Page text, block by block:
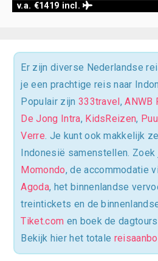
v.a. €1419 incl.
Er zijn diverse Nederlandse
je een prachtige reis naar
Populair zijn 333travel ,ANWB
De Jong Intra, KidsReizen,
Verre. Je kunt ook makkelijk
Indonesië samenstellen.
Momondo, de accommodatie
Agoda, het binnenlandse
treintickets en de
Tiket.com en boek de
Bekijk hier het totale